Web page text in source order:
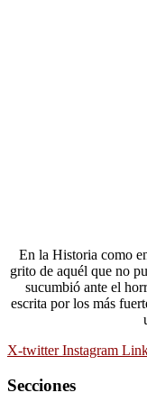
En la Historia como
grito de aquél que no
sucumbió ante el
escrita por los más
X-twitter Instagram
Secciones